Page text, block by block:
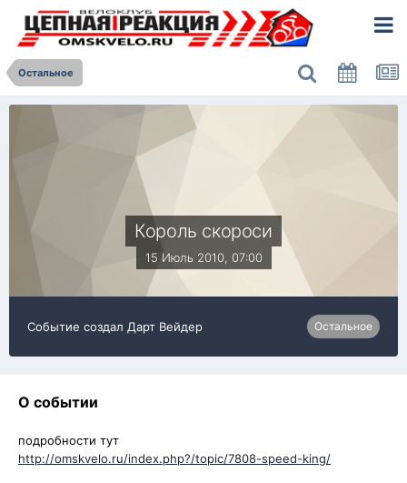
Остальное
Король скороси
15 Июль 2010, 07:00
Событие создал Дарт Вейдер Остальное
О событии
подробности тут
http://omskvelo.ru/index.php?/topic/7808-speed-king/